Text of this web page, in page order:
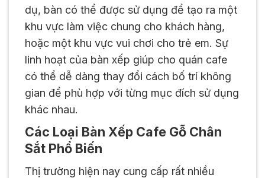
dụ, bàn có thể được sử dụng để tạo ra một
khu vực làm việc chung cho khách hàng,
hoặc một khu vực vui chơi cho trẻ em. Sự
linh hoạt của bàn xếp giúp cho quán cafe
có thể dễ dàng thay đổi cách bố trí không
gian để phù hợp với từng mục đích sử dụng
khác nhau.
Các Loại Bàn Xếp Cafe Gỗ Chân
Sắt Phổ Biến
Thị trường hiện nay cung cấp rất nhiều